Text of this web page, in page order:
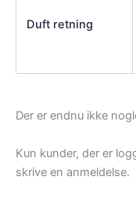
Duft retning
Der er endnu ikke
Kun kunder, der er
skrive en anmeldelse.